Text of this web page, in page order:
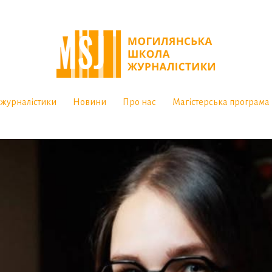
Новини Про нас Магістерська програма